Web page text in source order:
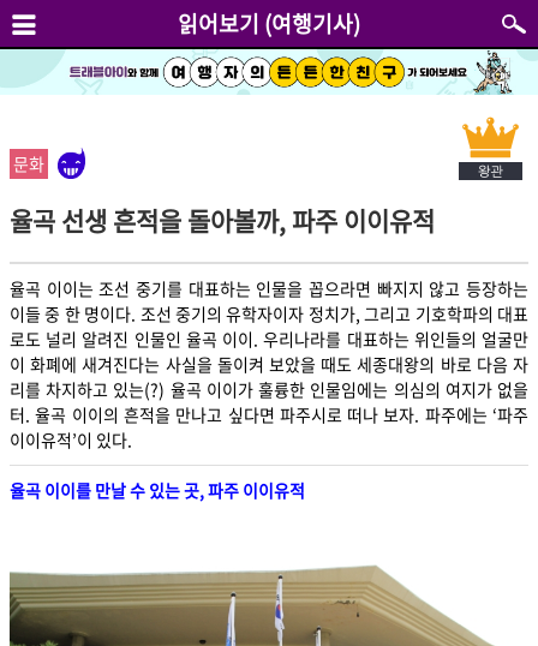
읽어보기 (여행기사)
문화
율곡 선생 흔적을 돌아볼까, 파주 이이유적
율곡 이이는 조선 중기를 대표하는 인물을 꼽으라면 빠지지 않고 등장하는
이들 중 한 명이다. 조선 중기의 유학자이자 정치가, 그리고 기호학파의 대표
로도 널리 알려진 인물인 율곡 이이. 우리나라를 대표하는 위인들의 얼굴만
이 화폐에 새겨진다는 사실을 돌이켜 보았을 때도 세종대왕의 바로 다음 자
리를 차지하고 있는(?) 율곡 이이가 훌륭한 인물임에는 의심의 여지가 없을
터. 율곡 이이의 흔적을 만나고 싶다면 파주시로 떠나 보자. 파주에는 ‘파주
이이유적’이 있다.
율곡 이이를 만날 수 있는 곳, 파주 이이유적